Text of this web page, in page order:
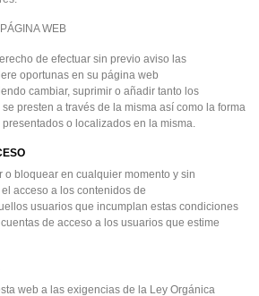
WEB
de efectuar sin previo aviso las
oportunas en su página web
cambiar, suprimir o añadir tanto los
presten a través de la misma así como la forma
o localizados en la misma.
bloquear en cualquier momento y sin
acceso a los contenidos de
usuarios que incumplan estas condiciones
de acceso a los usuarios que estime
web a las exigencias de la Ley Orgánica